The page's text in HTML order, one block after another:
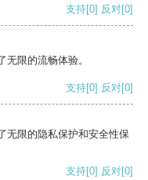
支持[0] 反对[0]
限的流畅体验。
支持[0] 反对[0]
无限的隐私保护和安全性保
支持[0] 反对[0]